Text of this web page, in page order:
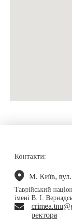
Контакти:
М. Київ,
Таврійський
імені В. І.
ректора